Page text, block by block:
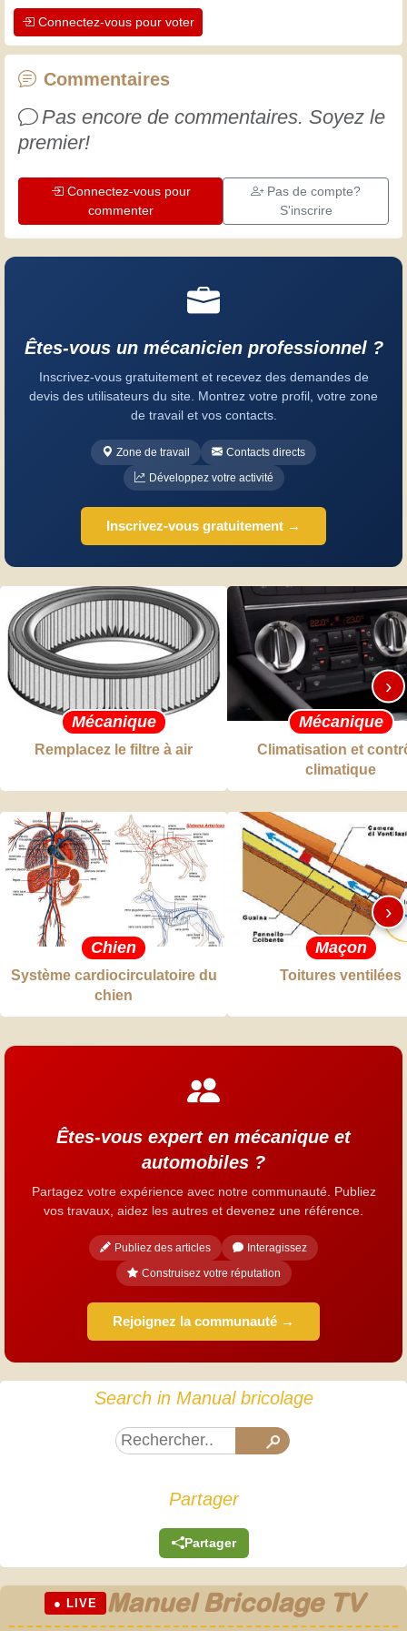
professionnels. Apprenons ensemble ;
chaque jour est une occasion de
progresser. Amusez-vous bien !
Connectez-vous pour voter
Commentaires
Pas encore de commentaires. Soyez le
premier!
Connectez-vous pour
commenter
Pas de compte?
S'inscrire
Êtes-vous un mécanicien professionnel ?
Inscrivez-vous gratuitement et recevez des demandes de
devis des utilisateurs du site. Montrez votre profil, votre zone
de travail et vos contacts.
Zone de travail
Contacts directs
Développez votre activité
Inscrivez-vous gratuitement →
Mécanique
Remplacez le filtre à air
Mécanique
Climatisation et
climatique
›
Chien
Système cardiocirculatoire du
chien
Maçon
Toitures ventilées
›
Êtes-vous expert en mécanique et
automobiles ?
Partagez votre expérience avec notre communauté. Publiez
vos travaux, aidez les autres et devenez une référence.
Publiez des articles
Interagissez
Construisez votre réputation
Rejoignez la communauté →
Search in Manual bricolage
Partager
Partager
● LIVE Manuel Bricolage TV